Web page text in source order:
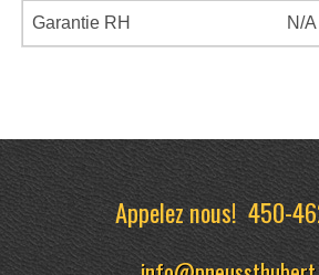
Garantie RH N/A
Appelez nous!450-